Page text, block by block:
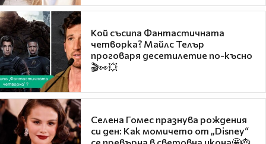
Кой съсипа Фантастичната
четворка? Майлс Телър
проговаря десетилетие по-късно
🎬👀💥
Селена Гомес празнува рождения
си ден: Как момичето от „Disney“